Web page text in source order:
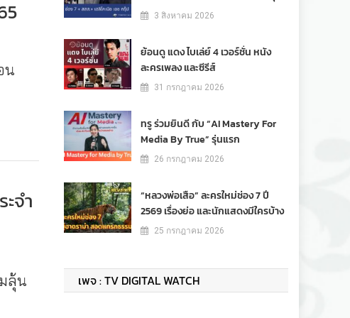
น
จำ
ลุ้น
3 สิงหาคม 2026
ย้อนดู แดง ไบเล่ย์ 4 เวอร์ชั่น หนัง
ละครเพลง และซีรีส์
31 กรกฎาคม 2026
ทรู ร่วมยินดี กับ “AI Mastery For
Media By True” รุ่นแรก
26 กรกฎาคม 2026
“หลวงพ่อเสือ” ละครใหม่ช่อง 7 ปี
2569 เรื่องย่อ และนักแสดงมีใครบ้าง
25 กรกฎาคม 2026
เพจ : TV DIGITAL WATCH